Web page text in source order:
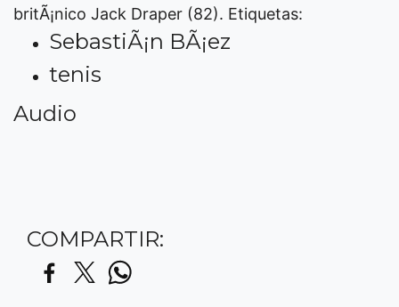
britÃ¡nico Jack Draper (82). Etiquetas:
SebastiÃ¡n BÃ¡ez
tenis
Audio
COMPARTIR: